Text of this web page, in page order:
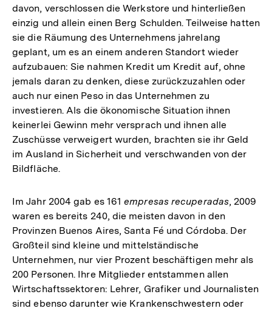
davon, verschlossen die Werkstore und hinterließen
einzig und allein einen Berg Schulden. Teilweise hatten
sie die Räumung des Unternehmens jahrelang
geplant, um es an einem anderen Standort wieder
aufzubauen: Sie nahmen Kredit um Kredit auf, ohne
jemals daran zu denken, diese zurückzuzahlen oder
auch nur einen Peso in das Unternehmen zu
investieren. Als die ökonomische Situation ihnen
keinerlei Gewinn mehr versprach und ihnen alle
Zuschüsse verweigert wurden, brachten sie ihr Geld
im Ausland in Sicherheit und verschwanden von der
Bildfläche.
Im Jahr 2004 gab es 161empresas recuperadas, 2009
waren es bereits 240, die meisten davon in den
Provinzen Buenos Aires, Santa Fé und Córdoba. Der
Großteil sind kleine und mittelständische
Unternehmen, nur vier Prozent beschäftigen mehr als
200 Personen. Ihre Mitglieder entstammen allen
Wirtschaftssektoren: Lehrer, Grafiker und Journalisten
sind ebenso darunter wie Krankenschwestern oder